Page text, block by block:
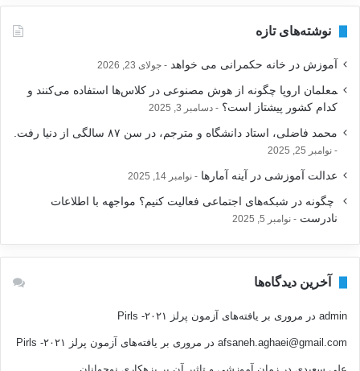
ا
ی
نوشته‌های تازه
آموزش در خانه حکمرانی می خواهد جولای 23, 2026
‍معلمان اروپا چگونه از هوش مصنوعی در کلاس‌ها استفاده می‌کنند و
کدام کشور پیشتاز است؟
دسامبر 3, 2025
محمد فاضلی، استاد دانشگاه و مترجم، در سن ۸۷ سالگی از دنیا رفت.
نوامبر 25, 2025
عدالت آموزشی در آینه آمارها نوامبر 14, 2025
‍ چگونه در شبکه‌های اجتماعی فعالیت کنیم؟ مواجهه با اطلاعات
نادرست
نوامبر 5, 2025
آخرین دیدگاه‌ها
admin در مروری بر یافته‌های آزمون پرلز ۲۰۲۱- Pirls
afsaneh.aghaei@gmail.com در مروری بر یافته‌های آزمون پرلز ۲۰۲۱- Pirls